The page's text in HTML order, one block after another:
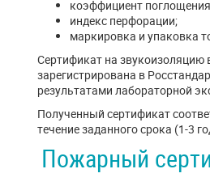
коэффициент
индекс перфорации;
маркировка и упаковка
Сертификат на
зарегистрирована в
результатами лабораторной
Полученный сертификат
течение заданного срока (1-3
Пожарный